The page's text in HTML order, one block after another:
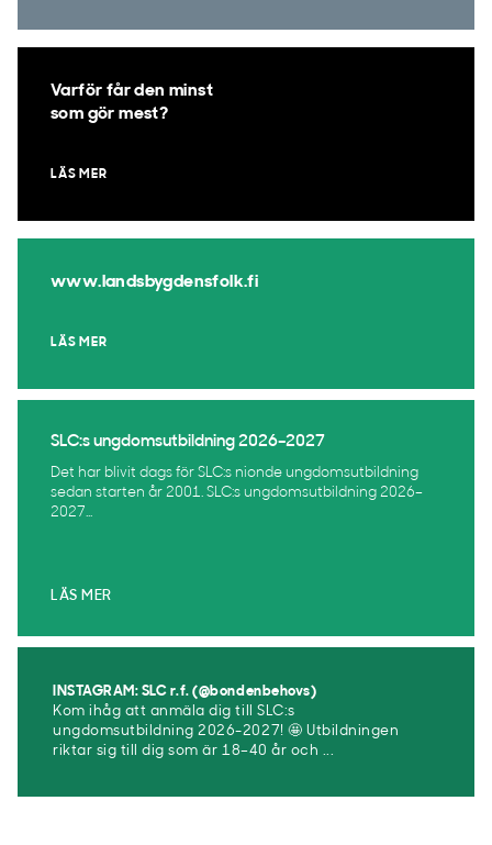
Varför får den minst
som gör mest?
LÄS MER
www.landsbygdensfolk.fi
LÄS MER
SLC:s ungdomsutbildning 2026–2027
Det har blivit dags för SLC:s nionde ungdomsutbildning
sedan starten år 2001. SLC:s ungdomsutbildning 2026–
2027...
LÄS MER
INSTAGRAM: SLC r.f. (@bondenbehovs)
Kom ihåg att anmäla dig till SLC:s
ungdomsutbildning 2026-2027! 🤩 Utbildningen
riktar sig till dig som är 18–40 år och ...